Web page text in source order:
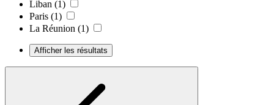
Liban (1)
Paris (1)
La Réunion (1)
Afficher les résultats